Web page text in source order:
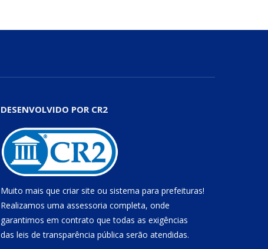
DESENVOLVIDO POR CR2
Muito mais que criar site ou sistema para prefeituras!
Realizamos uma assessoria completa, onde
garantimos em contrato que todas as exigências
das leis de transparência pública serão atendidas.